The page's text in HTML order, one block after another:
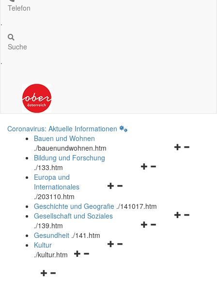
Telefon
.
Suche
.
Coronavirus: Aktuelle Informationen
Bauen und Wohnen
./bauenundwohnen.htm
Navigationsmenü
Bildung und Forschung
./133.htm
Navigationsmenü
und
schließen
Europa und
Internationales
./203110.htm
Geschichte und Geografie ./141017.htm
Navigationsmenü
Gesellschaft und Soziales
./139.htm
Navigationsmenü
Gesundheit ./141.htm
Navigationsmenü
Kultur
./kultur.htm
Navigationsmenü